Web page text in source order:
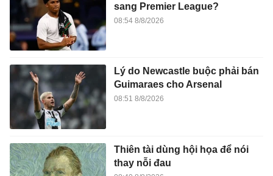
sang Premier League?
08:54 8/8/2026
Lý do Newcastle buộc phải bán
Guimaraes cho Arsenal
08:51 8/8/2026
Thiên tài dùng hội họa để nói
thay nỗi đau